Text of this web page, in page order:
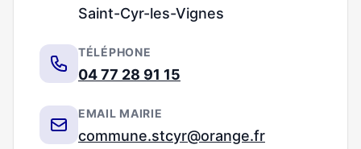
Saint-Cyr-les-Vignes
TÉLÉPHONE
04 77 28 91 15
EMAIL MAIRIE
commune.stcyr@orange.fr